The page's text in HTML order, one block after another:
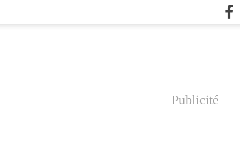
Publicité